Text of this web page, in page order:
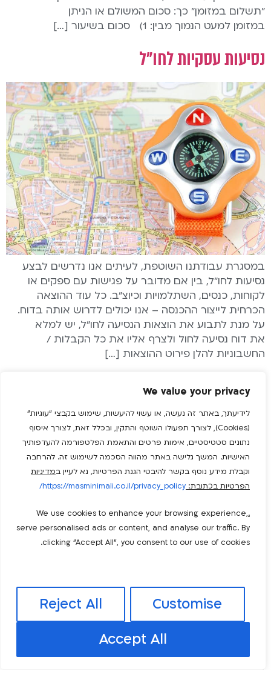
We value your privacy
לידיעתך, באתר זה נעשה, או עשוי להיעשות, שימוש בקבצי "עוגיות"
(Cookies), לצורך תפעולו השוטף והתקין, ובכלל זאת, לצורך איסוף
נתונים סטטיסטיים, אימות פרטים והתאמת הפלטפורמה להעדפותיך
האישיות. המשך גלישה באתר מהווה הסכמה לשימוש זה. להרחבה
וקבלת מידע נוסף בקשר להיבטי הגנת הפרטיות, נא לעיין במדיניות
הפרטיות בכתובת: https://masminimali.co.il/privacy_policy/
.
We use cookies to enhance your browsing experience,
serve personalised ads or content, and analyse our traffic. By
clicking "Accept All", you consent to our use of cookies.
Customise
Reject All
Accept All
"תשלום במזומן" כך: סכום המשולם או הניתן
במזומן למעט הנמוך מבין: 1) סכום בשיעור […]
נסיעות עסקיות לחו"ל
במסגרת עבודתנו השוטפת, לעיתים אנו נדרשים לבצע
נסיעות לחו"ל, בין אם מדובר על פגישות עם ספקים או
לקוחות, כנסים, השתלמויות וכיוצ"ב. כל עוד ההוצאה
הכרחית לייצור ההכנסה – אנו יכולים לדרוש אותה בדוח.
על מנת לתבוע את הוצאות הנסיעה לחו"ל, יש למלא
את דוח נסיעה לחול ולצרף אליו את כל הקבלות /
החשבוניות להלן פירוט ההוצאות […]
הוצאות בעסק
שלנו.את מס ההכנסה וגם את דמי הביטוח הלאומי אנו
משלמים על "ההכנסה החייבת" שהיא ההכנסה שהייתה לנו
בניכוי ההוצאות.במידה ולא היינו דורשים הוצאות – היינו
מס אמת. כלומר לשלם מס על הכסף שהרווחנו.אם בייצור